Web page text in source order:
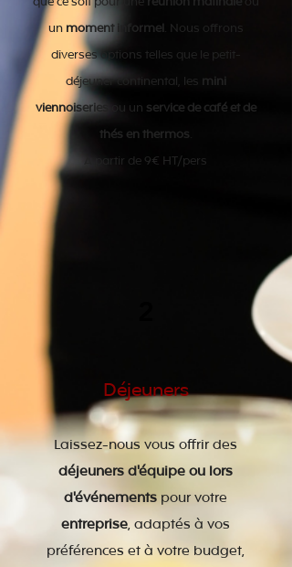
un moment informel . Nous offrons
diverses options telles que le petit-
déjeuner continental, les mini
viennoiseries
ou un service de café et de
thés en thermos
A partir de 9€ HT/pers
Déjeuners
Laissez-nous vous offrir des
déjeuners d'équipe ou lors
d'événementspour votre
entreprise, adaptés à vos
préférences et à votre budget,